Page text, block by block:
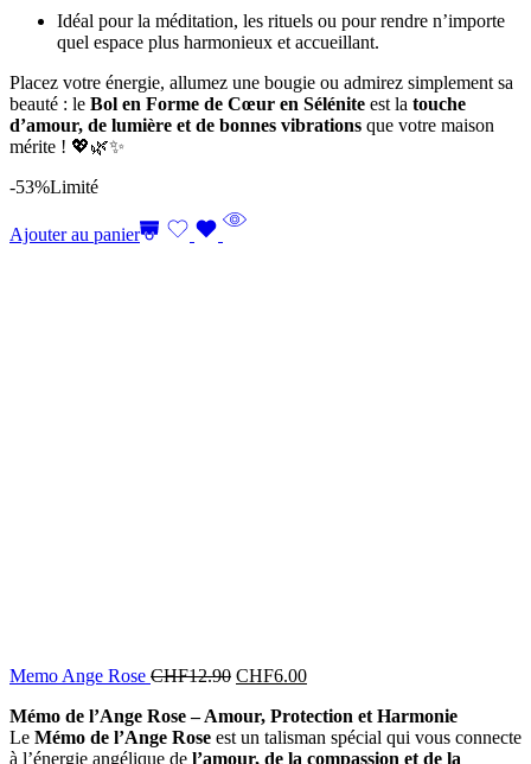
Idéal pour la méditation, les rituels ou pour rendre n’importe
quel espace plus harmonieux et accueillant.
Placez votre énergie, allumez une bougie ou admirez simplement sa
beauté : le Bol en Forme de Cœur en Sélénite est la touche
d’amour, de lumière et de bonnes vibrations que votre maison
mérite ! 💖🌿✨
-53%Limité
Ajouter au panier
Memo Ange Rose CHF12.90 CHF6.00
Mémo de l’Ange Rose – Amour, Protection et Harmonie
Le Mémo de l’Ange Rose est un talisman spécial qui vous connecte
à l’énergie angélique de l’amour, de la compassion et de la